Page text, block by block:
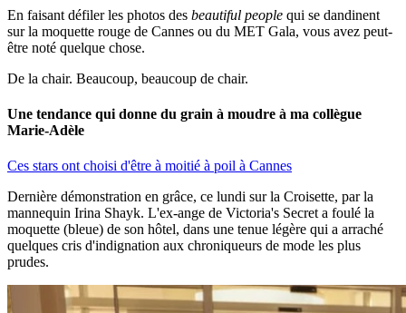
En faisant défiler les photos des beautiful people qui se dandinent
sur la moquette rouge de Cannes ou du MET Gala, vous avez peut-
être noté quelque chose.
De la chair. Beaucoup, beaucoup de chair.
Une tendance qui donne du grain à moudre à ma collègue
Marie-Adèle
Ces stars ont choisi d'être à moitié à poil à Cannes
Dernière démonstration en grâce, ce lundi sur la Croisette, par la
mannequin Irina Shayk. L'ex-ange de Victoria's Secret a foulé la
moquette (bleue) de son hôtel, dans une tenue légère qui a arraché
quelques cris d'indignation aux chroniqueurs de mode les plus
prudes.